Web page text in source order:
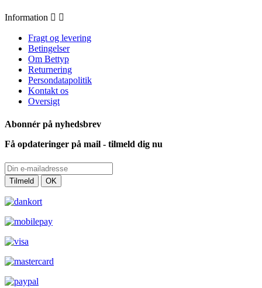
Information  
Fragt og levering
Betingelser
Om Bettyp
Returnering
Persondatapolitik
Kontakt os
Oversigt
Abonnér på nyhedsbrev
Få opdateringer på mail - tilmeld dig nu